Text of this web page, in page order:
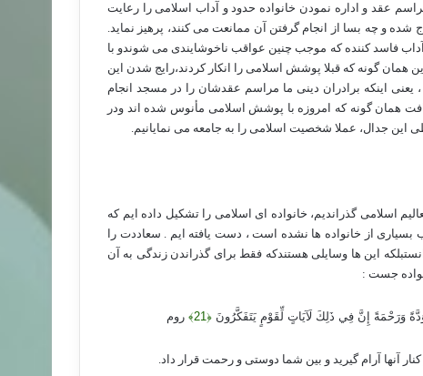
عقد و اداره نمودن خانواده حدود و آداب اسلامی را رعایت
شده و چه بسا از انجام گرفتن آن ممانعت می کنند، پرهیز نماید.
فاسد کننده که موجب چنین عواقب ناخوشایندی می شوندو با
همان گونه که قبلا پوشش اسلامی را انکار کردند،رایج شدن این
یعنی اینکه برادران دینی ما مراسم عقدشان را در مسجد انجام
همان گونه که امروزه با پوشش اسلامی مأنوس شده اند ودر
جدال، عملا شخصیت اسلامی را به جامعه می نمایانیم.
اسلامی گذراندیم، خانواده ای اسلامی را تشکیل داده ایم که
بسیاری از خانواده ها نشده است ، دست یافته ایم . سعاددت را
این ها وسایلی هستندکه فقط برای گذراندن زندگی به آن
جست :
وَرَحْمَةً إِنَّ فِي ذَلِكَ لَآيَاتٍ لِّقَوْمٍ يَتَفَكَّرُونَ ﴿21﴾ روم
آنها آرام گیرید و بین شما دوستی و رحمت قرار داد.